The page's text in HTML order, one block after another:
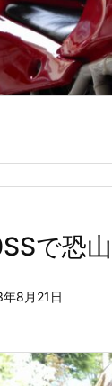
で恐
8月21日